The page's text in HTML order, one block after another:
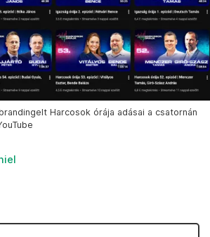
Harcosok órája adásai a csatornán